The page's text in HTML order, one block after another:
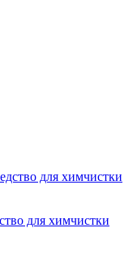
для химчистки